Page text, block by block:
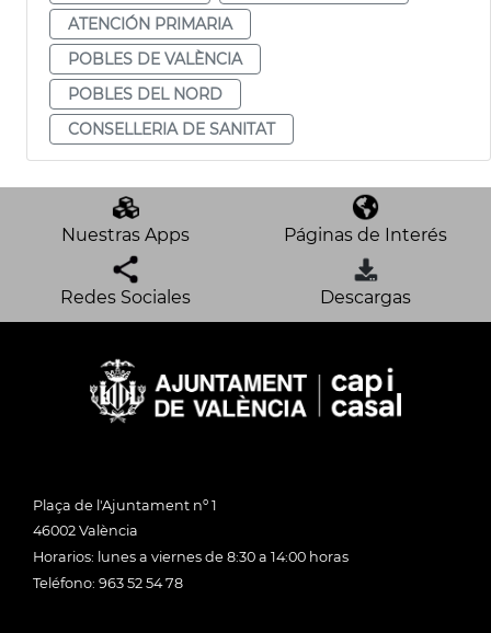
ATENCIÓN PRIMARIA
POBLES DE VALÈNCIA
POBLES DEL NORD
CONSELLERIA DE SANITAT
Nuestras Apps Páginas de Interés
Redes Sociales Descargas
Plaça de l'Ajuntament nº 1
46002 València
Horarios: lunes a viernes de 8:30 a 14:00 horas
Teléfono: 963 52 54 78